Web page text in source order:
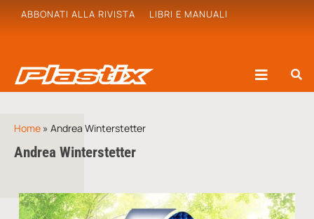
ABBONATI ALLA RIVISTA LIBRI E MANUALI
Home » Andrea Winterstetter
Andrea Winterstetter